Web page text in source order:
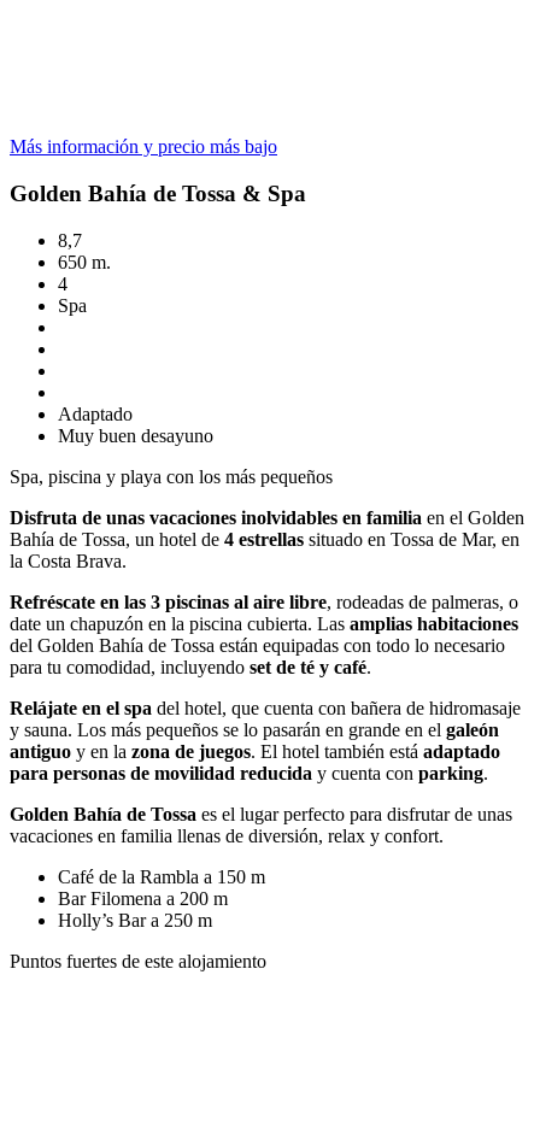
Más información y precio más bajo
Golden Bahía de Tossa & Spa
8,7
650 m.
4
Spa
Adaptado
Muy buen desayuno
Spa, piscina y playa con los más pequeños
Disfruta de unas vacaciones inolvidables en familia en el Golden
Bahía de Tossa, un hotel de 4 estrellas situado en Tossa de Mar, en
la Costa Brava.
Refréscate en las 3 piscinas al aire libre, rodeadas de palmeras, o
date un chapuzón en la piscina cubierta. Las amplias habitaciones
del Golden Bahía de Tossa están equipadas con todo lo necesario
para tu comodidad, incluyendo set de té y café.
Relájate en el spa del hotel, que cuenta con bañera de hidromasaje
y sauna. Los más pequeños se lo pasarán en grande en el galeón
antiguo y en la zona de juegos. El hotel también está adaptado
para personas de movilidad reducida y cuenta con parking.
Golden Bahía de Tossa es el lugar perfecto para disfrutar de unas
vacaciones en familia llenas de diversión, relax y confort.
Café de la Rambla a 150 m
Bar Filomena a 200 m
Holly’s Bar a 250 m
Puntos fuertes de este alojamiento